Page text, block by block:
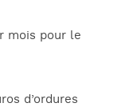
mois pour le
d’ordures